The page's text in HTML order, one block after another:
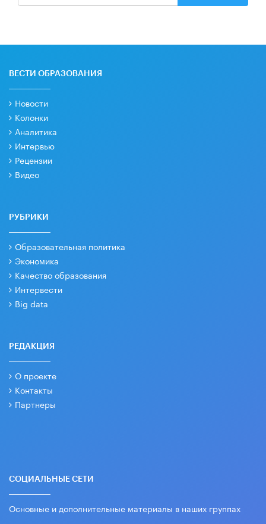
ВЕСТИ ОБРАЗОВАНИЯ
Новости
Колонки
Аналитика
Интервью
Рецензии
Видео
РУБРИКИ
Образовательная политика
Экономика
Качество образования
Интервести
Big data
РЕДАКЦИЯ
О проекте
Контакты
Партнеры
СОЦИАЛЬНЫЕ СЕТИ
Основные и дополнительные материалы в наших группах